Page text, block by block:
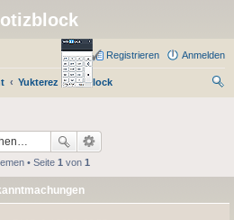
Anmelden
Registrieren
Yukterez Notizblock
• Seite 1 von 1